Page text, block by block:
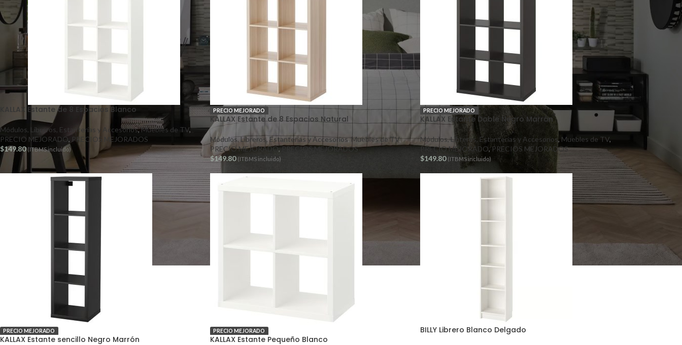
KALLAX Estante de 8 Espacios Blanco
Módulos, Libreros, Estanterías y Accesorios,Muebles de TV,
PRECIO MEJORADO, PRECIOS MEJORADOS
$149.80 (ITBMS incluido)
PRECIO MEJORADO
KALLAX Estante de 8 Espacios Natural
Módulos, Libreros, Estanterías y Accesorios, Muebles de TV,
PRECIO MEJORADO,PRECIOS MEJORADOS
$149.80 (ITBMS incluido)
PRECIO MEJORADO
KALLAX Estante Doble Negro Marrón
Módulos, Libreros, Estanterías y Accesorios, Muebles de TV,
PRECIO MEJORADO, PRECIOS MEJORADOS
$149.80 (ITBMS incluido)
PRECIO MEJORADO
KALLAX Estante sencillo Negro Marrón
PRECIO MEJORADO
KALLAX Estante Pequeño Blanco
BILLY Librero Blanco Delgado